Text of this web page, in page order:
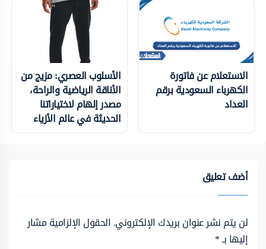
الاستعلام عن فاتورة
الكهرباء السعودية برقم
العداد
الأسلوب العصري: مزيج من
الأناقة الرياضية والراحة،
مصدر إلهام لاختياراتنا
الحديثة في عالم الأزياء
أضف تعليق
لن يتم نشر عنوان بريدك الإلكتروني. الحقول الإلزامية مشار
إليها بـ*